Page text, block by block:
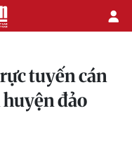
tuyến cán
đảo